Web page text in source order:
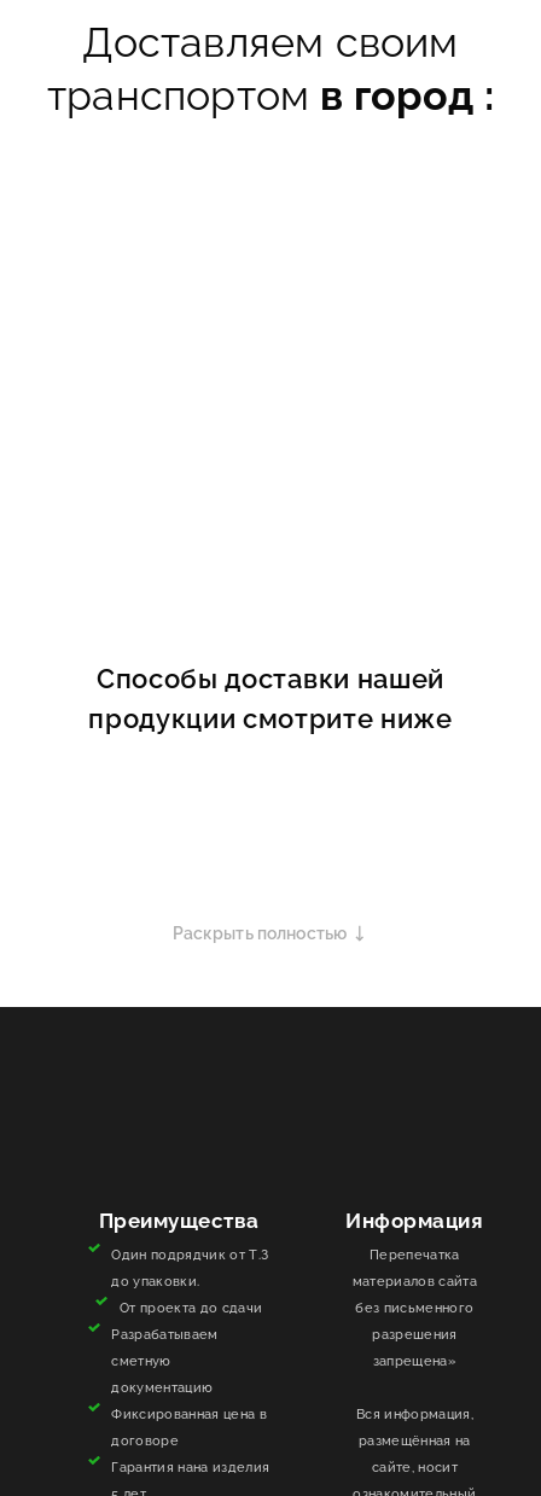
Доставляем своим
транспортом в город :
Способы доставки нашей
продукции смотрите ниже
Раскрыть полностью
Преимущества
Один подрядчик от Т.З
до упаковки.
От проекта до сдачи
Разрабатываем
сметную
документацию
Фиксированная цена в
договоре
Гарантия нана изделия
Информация
Перепечатка
материалов сайта
без письменного
разрешения
запрещена»
Вся информация,
размещённая на
сайте, носит